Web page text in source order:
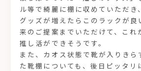
ル等で綺麗に棚に収めていただき
グッズが増えたらこのラックが良
来のご提案までいただけて、これ
推し活ができそうです。
また、カオス状態で靴が入りきら
た靴棚についても、後日ピッタリ